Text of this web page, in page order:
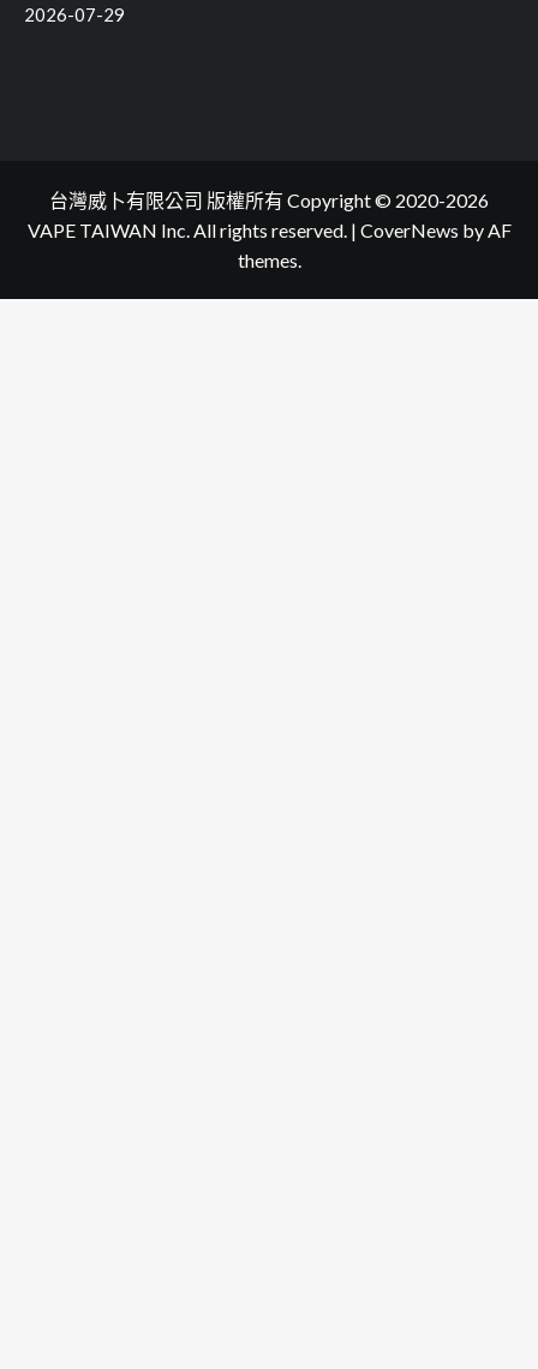
2026-07-29
台灣威卜有限公司 版權所有 Copyright © 2020-2026
VAPE TAIWAN Inc. All rights reserved. | CoverNews by AF
themes.